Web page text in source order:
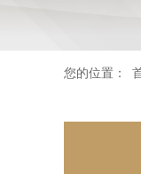
您的位置：